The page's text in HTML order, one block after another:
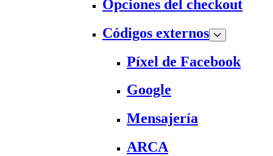
Opciones del checkout
Códigos externos
Píxel de Facebook
Google
Mensajería
ARCA